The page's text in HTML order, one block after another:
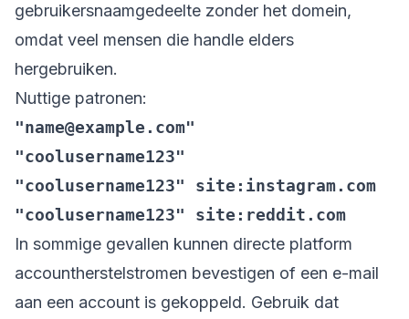
gebruikersnaamgedeelte zonder het domein,
omdat veel mensen die handle elders
hergebruiken.
Nuttige patronen:
"name@example.com"
"coolusername123"
"coolusername123" site:instagram.com
"coolusername123" site:reddit.com
In sommige gevallen kunnen directe platform
accountherstelstromen bevestigen of een e-mail
aan een account is gekoppeld. Gebruik dat